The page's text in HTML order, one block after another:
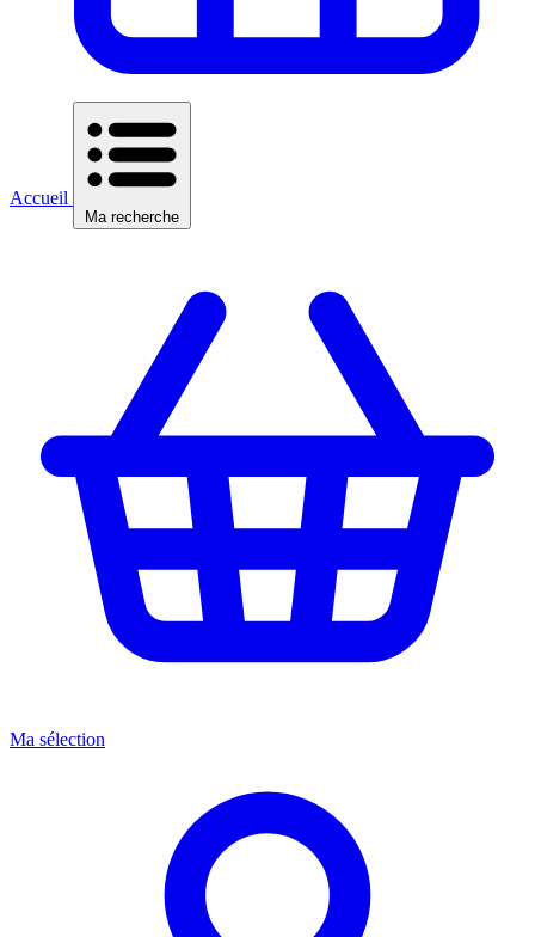
Accueil
Ma recherche
Ma sélection